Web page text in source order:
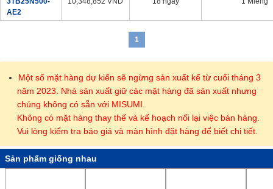
AE2
1
Một số mặt hàng dự kiến sẽ ngừng sản xuất kể từ cuối tháng 3
năm 2023. Nhà sản xuất giữ các mặt hàng đã sản xuất nhưng
chúng không có sẵn với MISUMI.
Không có mặt hàng thay thế và kế hoạch nối lại việc bán hàng.
Vui lòng kiểm tra báo giá và màn hình đặt hàng để biết chi tiết.
Sản phẩm giống nhau